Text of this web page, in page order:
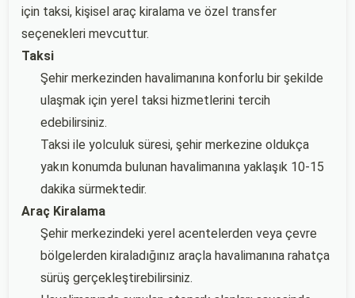
için taksi, kişisel araç kiralama ve özel transfer
seçenekleri mevcuttur.
Taksi
Şehir merkezinden havalimanına konforlu bir şekilde
ulaşmak için yerel taksi hizmetlerini tercih
edebilirsiniz.
Taksi ile yolculuk süresi, şehir merkezine oldukça
yakın konumda bulunan havalimanına yaklaşık 10-15
dakika sürmektedir.
Araç Kiralama
Şehir merkezindeki yerel acentelerden veya çevre
bölgelerden kiraladığınız araçla havalimanına rahatça
sürüş gerçekleştirebilirsiniz.